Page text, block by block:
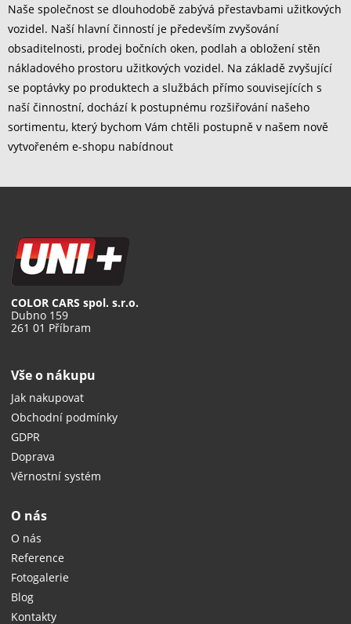
Naše společnost se dlouhodobě zabývá přestavbami užitkových
vozidel. Naší hlavní činností je především zvyšování
obsaditelnosti, prodej bočních oken, podlah a obložení stěn
nákladového prostoru užitkových vozidel. Na základě zvyšující
se poptávky po produktech a službách přímo souvisejících s
naší činnostní, dochází k postupnému rozšiřování našeho
sortimentu, který bychom Vám chtěli postupně v našem nově
vytvořeném e-shopu nabídnout
COLOR CARS spol. s.r.o.
Dubno 159
261 01 Příbram
Vše o nákupu
Jak nakupovat
Obchodní podmínky
GDPR
Doprava
Věrnostní systém
O nás
O nás
Reference
Fotogalerie
Blog
Kontakty